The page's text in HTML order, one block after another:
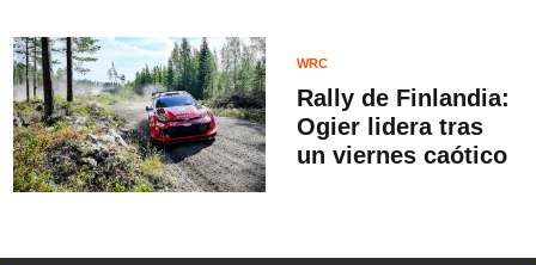
WRC
Rally de Finlandia:
Ogier lidera tras
un viernes caótico